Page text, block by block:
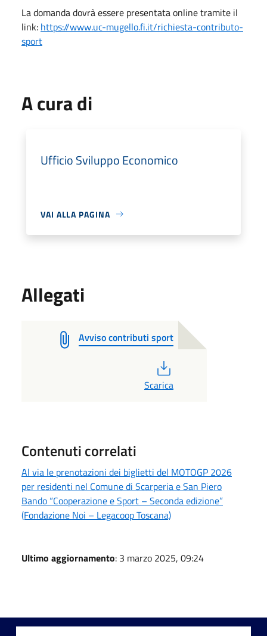
La domanda dovrà essere presentata online tramite il
link: https://www.uc-mugello.fi.it/richiesta-contributo-
sport
A cura di
Ufficio Sviluppo Economico
VAI ALLA PAGINA
Allegati
Avviso contributi sport
Scarica
Contenuti correlati
Al via le prenotazioni dei biglietti del MOTOGP 2026
per residenti nel Comune di Scarperia e San Piero
Bando “Cooperazione e Sport – Seconda edizione”
(Fondazione Noi – Legacoop Toscana)
Ultimo aggiornamento: 3 marzo 2025, 09:24